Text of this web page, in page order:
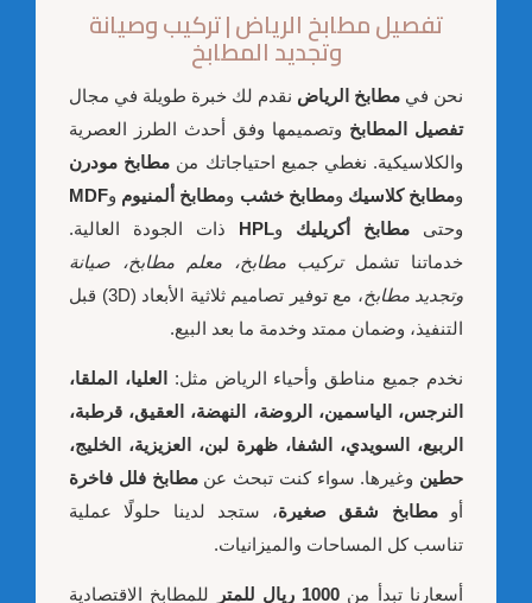
تفصيل مطابخ الرياض | تركيب وصيانة
وتجديد المطابخ
نحن في مطابخ الرياض نقدم لك خبرة طويلة في مجال
تفصيل المطابخ وتصميمها وفق أحدث الطرز العصرية
والكلاسيكية. نغطي جميع احتياجاتك من مطابخ مودرن
ومطابخ كلاسيك ومطابخ خشب ومطابخ ألمنيوم وMDF
وحتى مطابخ أكريليك وHPL ذات الجودة العالية.
خدماتنا تشملتركيب مطابخ، معلم مطابخ، صيانة
وتجديد مطابخ
، مع توفير تصاميم ثلاثية الأبعاد (3D) قبل
التنفيذ، وضمان ممتد وخدمة ما بعد البيع.
نخدم جميع مناطق وأحياء الرياض مثل:
العليا، الملقا،
النرجس، الياسمين، الروضة، النهضة، العقيق، قرطبة،
الربيع، السويدي، الشفا، ظهرة لبن، العزيزية، الخليج،
حطين وغيرها. سواء كنت تبحث عنمطابخ فلل فاخرة
أومطابخ شقق صغيرة، ستجد لدينا حلولًا عملية
تناسب كل المساحات والميزانيات.
أسعارنا تبدأ من 1000 ريال للمتر للمطابخ الاقتصادية